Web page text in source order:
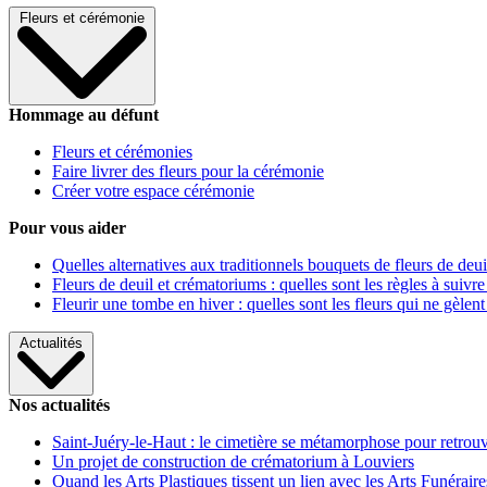
Fleurs et cérémonie
Hommage au défunt
Fleurs et cérémonies
Faire livrer des fleurs pour la cérémonie
Créer votre espace cérémonie
Pour vous aider
Quelles alternatives aux traditionnels bouquets de fleurs de
Fleurs de deuil et crématoriums : quelles sont les règles à
Fleurir une tombe en hiver : quelles sont les fleurs qui ne gèlent
Actualités
Nos actualités
Saint-Juéry-le-Haut : le cimetière se métamorphose pour
Un projet de construction de crématorium à Louviers
Quand les Arts Plastiques tissent un lien avec les Arts